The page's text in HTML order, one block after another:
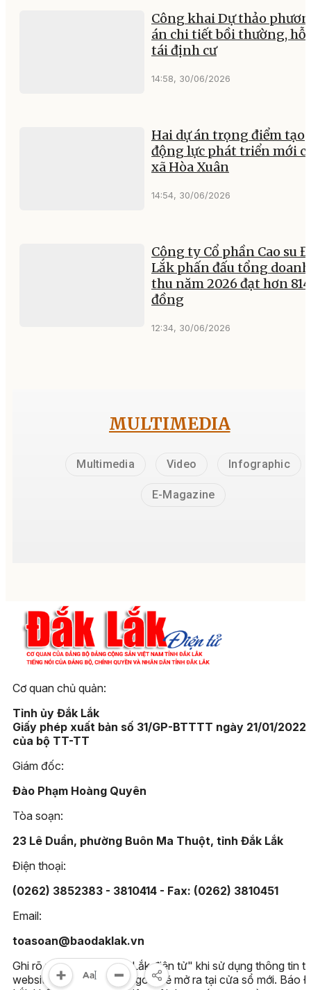
Công khai Dự thảo
án chi tiết bồi thường, hỗ
tái định cư
14:58, 30/06/2026
Hai dự án trọng điểm tạo
động lực phát triển mới
xã Hòa Xuân
14:54, 30/06/2026
Công ty Cổ phần Cao su
Lắk phấn đấu tổng doanh
thu năm 2026 đạt hơn
đồng
12:34, 30/06/2026
MULTIMEDIA
Multimedia Video Infographic
E-Magazine
Cơ quan chủ quản:
Tỉnh ủy Đắk Lắk
Giấy phép xuất bản số 31/GP-BTTTT ngày 21/01/2022
của bộ TT-TT
Giám đốc:
Đào Phạm Hoàng Quyên
Tòa soạn:
23 Lê Duẩn, phường Buôn Ma Thuột, tỉnh Đắk Lắk
Điện thoại:
(0262) 3852383 - 3810414 - Fax: (0262) 3810451
Email:
toasoan@baodaklak.vn
Ghi rõ nguồn "Báo Đắk Lắk điện tử" khi sử dụng thông tin
website này. Các trang ngoài sẽ mở ra tại cửa sổ mới. Báo